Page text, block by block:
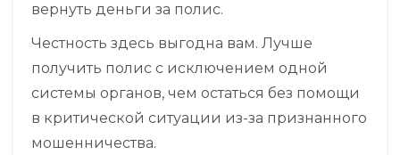
вернуть деньги за полис.
Честность здесь выгодна вам. Лучше
получить полис с исключением одной
системы органов, чем остаться без помощи
в критической ситуации из-за признанного
мошенничества.